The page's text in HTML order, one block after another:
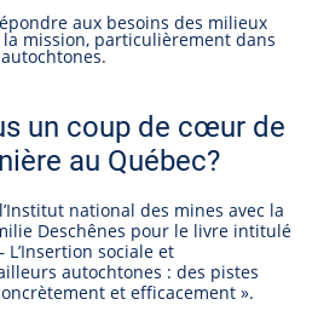
aux besoins des milieux
la mission, particulièrement dans
un coup de cœur de
au Québec?
national des mines avec la
Deschênes pour le livre intitulé
L’Insertion sociale et
autochtones : des pistes
et efficacement ».